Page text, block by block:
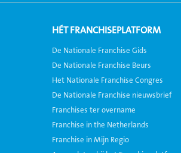
HÉT FRANCHISEPLATFORM
De Nationale Franchise Gids
De Nationale Franchise Beurs
Het Nationale Franchise Congres
De Nationale Franchise nieuwsbrief
Franchises ter overname
Franchise in the Netherlands
Franchise in Mijn Regio